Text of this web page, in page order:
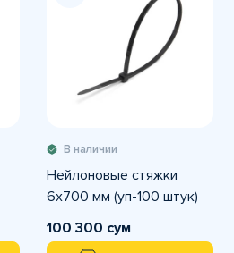
В наличии
Нейлоновые стяжки
6х700 мм (уп-100 штук)
100 300 сум